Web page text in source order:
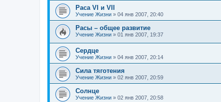
Раса VI и VII
Учение Жизни » 04 янв 2007, 20:40
Расы – общее развитие
Учение Жизни » 01 янв 2007, 19:37
Сердце
Учение Жизни » 04 янв 2007, 20:14
Сила тяготения
Учение Жизни » 02 янв 2007, 20:59
Солнце
Учение Жизни » 02 янв 2007, 20:58